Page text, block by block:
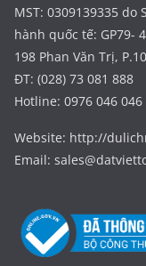
MST: 0309139335 do
hành quốc tế: GP79-
198 Phan Văn Trị,
ĐT: (028) 73 081 888
Hotline: 0976 046 046
Website: http://
Email: